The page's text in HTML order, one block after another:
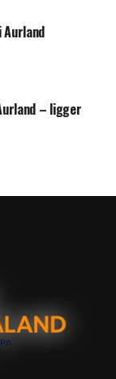
– ligger